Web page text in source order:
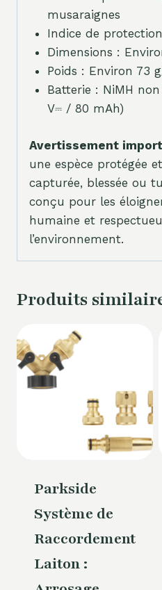
musaraignes
Indice de
Dimensions :
Poids : Environ 73
Batterie : NiMH
V⎓ / 80 mAh)
Avertissement
une espèce protégée
capturée, blessée ou
conçu pour les
humaine et
l’environnement.
Produits
Parkside
Système de
Raccordement
Laiton :